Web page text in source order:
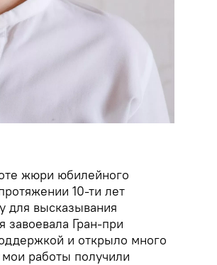
жюри юбилейного
10-ти лет
для высказывания
завоевала Гран-при
и открыло много
работы получили